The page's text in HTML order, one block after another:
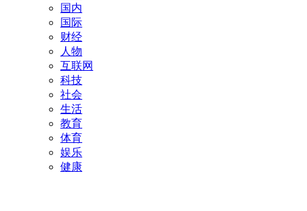
国内
国际
财经
人物
互联网
科技
社会
生活
教育
体育
娱乐
健康